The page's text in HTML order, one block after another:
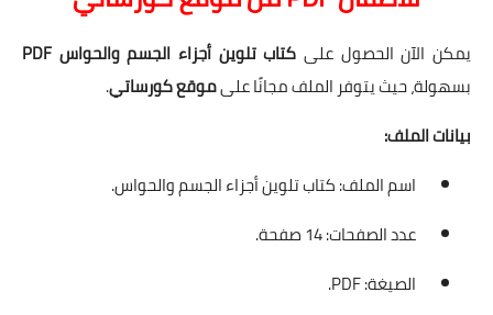
يمكن الآن الحصول على كتاب تلوين أجزاء الجسم والحواس PDF
بسهولة، حيث يتوفر الملف مجانًا علىموقع كورساتي.
بيانات الملف:
اسم الملف: كتاب تلوين أجزاء الجسم والحواس.
عدد الصفحات: 14 صفحة.
الصيغة: PDF.